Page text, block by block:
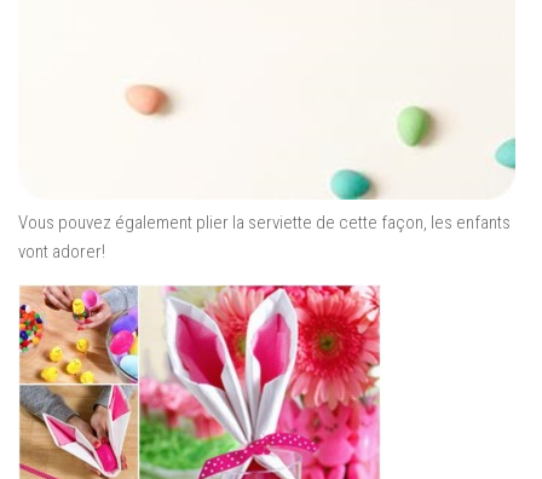
Vous pouvez également plier la serviette de cette façon, les enfants
vont adorer!